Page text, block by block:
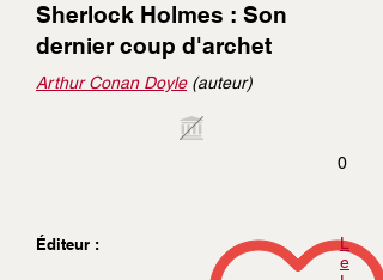
Sherlock Holmes : Son
dernier coup d'archet
Arthur Conan Doyle(auteur)
0
Éditeur :
L
e